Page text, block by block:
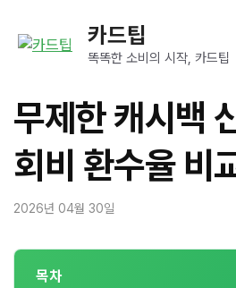
카드팁
똑똑한 소비의 시작, 카드팁
무제한 캐시백
회비 환수율 비
2026년 04월 30일
목차